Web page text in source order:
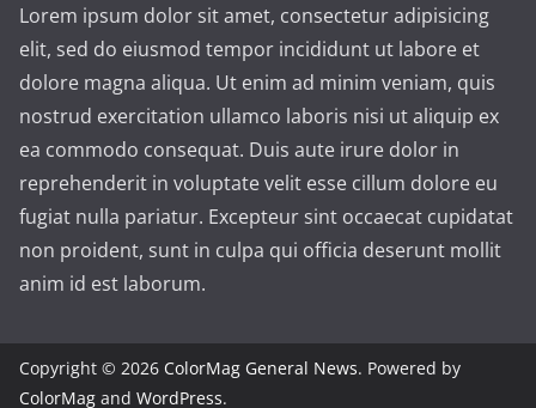
Lorem ipsum dolor sit amet, consectetur adipisicing
elit, sed do eiusmod tempor incididunt ut labore et
dolore magna aliqua. Ut enim ad minim veniam, quis
nostrud exercitation ullamco laboris nisi ut aliquip ex
ea commodo consequat. Duis aute irure dolor in
reprehenderit in voluptate velit esse cillum dolore eu
fugiat nulla pariatur. Excepteur sint occaecat cupidatat
non proident, sunt in culpa qui officia deserunt mollit
anim id est laborum.
Copyright © 2026 ColorMag General News. Powered by
ColorMag and WordPress.